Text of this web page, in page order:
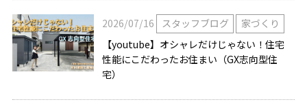
2026/07/16 スタッフブログ
家づくり
【youtube】オシャレだけじゃない！住宅
性能にこだわったお住まい（GX志向型住
宅）